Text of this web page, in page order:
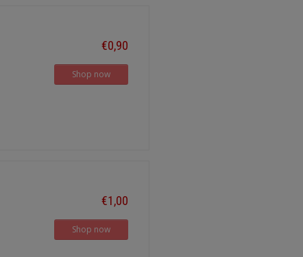
€0,90
Shop now
€1,00
Shop now